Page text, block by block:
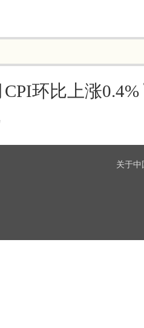
环比上涨0.4%
关于中